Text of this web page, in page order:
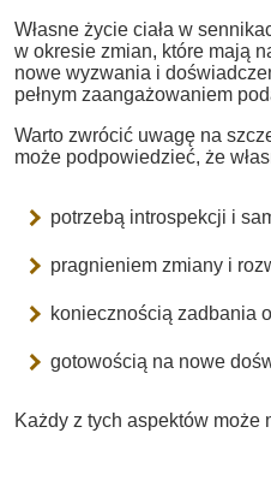
Własne życie ciała w
w okresie zmian, które mają
nowe wyzwania i
pełnym zaangażowaniem
Warto zwrócić uwagę na
może podpowiedzieć, że
potrzebą introspekcji i
pragnieniem zmiany i
koniecznością zadbania
gotowością na nowe
Każdy z tych aspektów może